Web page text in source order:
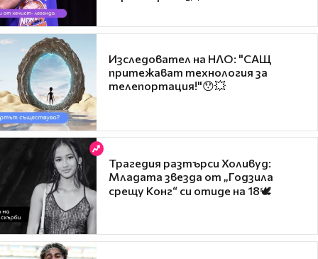
Изследовател на НЛО: "САЩ
притежават технология за
телепортация!"😯💥
Трагедия разтърси Холивуд:
Младата звезда от „Годзила
срещу Конг“ си отиде на 18🕊️